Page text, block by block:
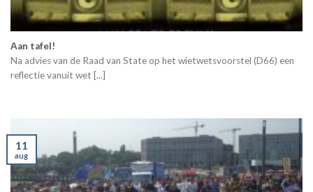
Aan tafel!
Na advies van de Raad van State op het wietwetsvoorstel (D66) een
reflectie vanuit wet [...]
11
aug